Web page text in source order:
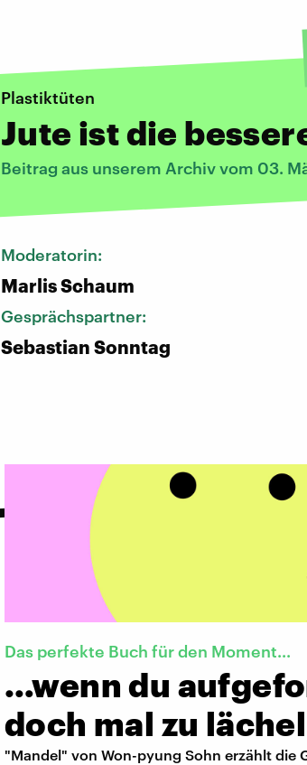
Plastiktüten
Jute ist die
Beitrag aus unserem Archiv vom 03.
Moderatorin:
Marlis Schaum
Gesprächspartner:
Sebastian Sonntag
Das perfekte Buch für den Moment...
…wenn du
doch mal zu
"Mandel" von Won-pyung Sohn erzählt die